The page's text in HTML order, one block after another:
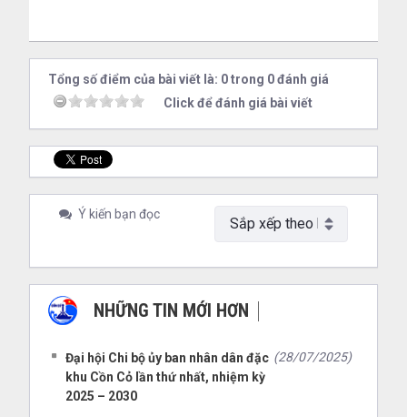
Tổng số điểm của bài viết là: 0 trong 0 đánh giá
Click để đánh giá bài viết
Ý kiến bạn đọc
NHỮNG TIN MỚI HƠN
Đại hội Chi bộ ủy ban nhân dân đặc
khu Cồn Cỏ lần thứ nhất, nhiệm kỳ
2025 – 2030
(28/07/2025)